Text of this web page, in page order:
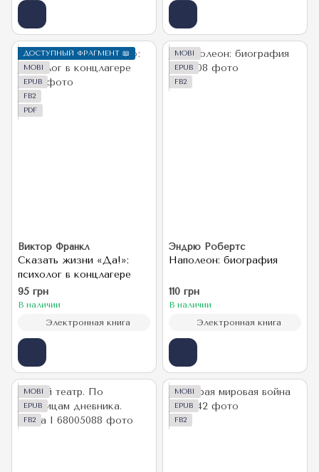
ДОСТУПНЫЙ ФРАГМЕНТ 📖
MOBI
EPUB
FB2
PDF
Виктор Франкл
Сказать жизни «Да!»:
психолог в концлагере
95 грн
В наличии
Электронная книга
MOBI
EPUB
FB2
Эндрю Робертс
Наполеон: биография
110 грн
В наличии
Электронная книга
MOBI
EPUB
FB2
MOBI
EPUB
FB2